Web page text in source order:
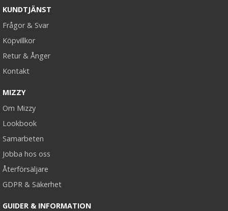
KUNDTJÄNST
Frågor & Svar
Köpvillkor
Retur & Ånger
Kontakt
MIZZY
Om Mizzy
Lookbook
Samarbeten
Jobba hos oss
Återförsäljare
GDPR & Säkerhet
GUIDER & INFORMATION